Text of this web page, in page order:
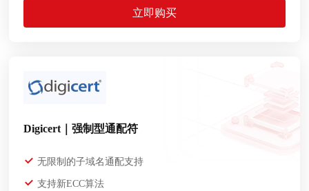
立即购买
Digicert｜强制型通配符
无限制的子域名通配支持
支持新ECC算法